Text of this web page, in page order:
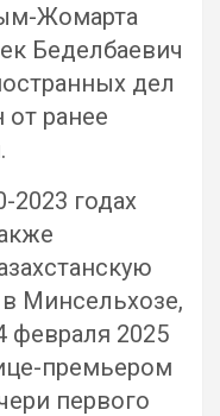
Жомарта
Беделбаевич
дел
от ранее
2023 годах
Минсельхозе,
февраля 2025
премьером
первого